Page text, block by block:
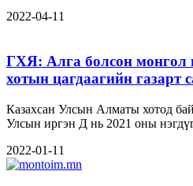
2022-04-11
ГХЯ: Алга болсон монгол
хотын цагдаагийн газарт
Казахсан Улсын Алматы хотод
Улсын иргэн Д нь 2021 оны
2022-01-11